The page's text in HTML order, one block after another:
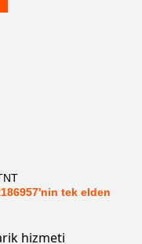
tek elden
hizmeti